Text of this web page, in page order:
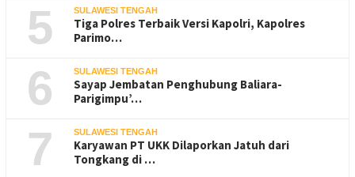
5 SULAWESI TENGAH
Tiga Polres Terbaik Versi Kapolri, Kapolres
Parimo…
6 SULAWESI TENGAH
Sayap Jembatan Penghubung Baliara-
Parigimpu’…
7 SULAWESI TENGAH
Karyawan PT UKK Dilaporkan Jatuh dari
Tongkang di …